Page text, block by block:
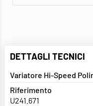
DETTAGLI TECNICI
Variatore Hi-Speed
Riferimento
U241.671